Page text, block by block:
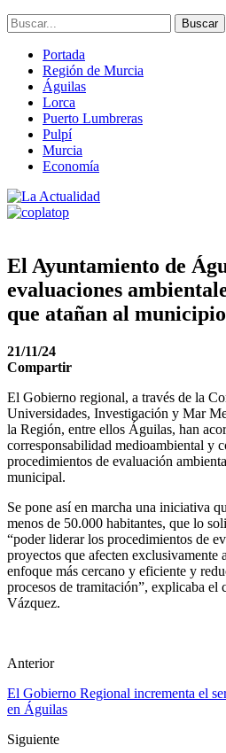
Portada
Región de Murcia
Águilas
Lorca
Puerto Lumbreras
Pulpí
Murcia
Economía
El Ayuntamiento de
evaluaciones
que atañan al municipio
21/11/24
Compartir
El Gobierno regional, a través de la
Universidades, Investigación y Mar
la Región, entre ellos Águilas, han
corresponsabilidad medioambiental y
procedimientos de evaluación
municipal.
Se pone así en marcha una iniciativa
menos de 50.000 habitantes, que lo
“poder liderar los procedimientos de
proyectos que afecten exclusivamente
enfoque más cercano y eficiente y
procesos de tramitación”, explicaba el
Vázquez.
Anterior
El Gobierno Regional incrementa el
en Águilas
Siguiente